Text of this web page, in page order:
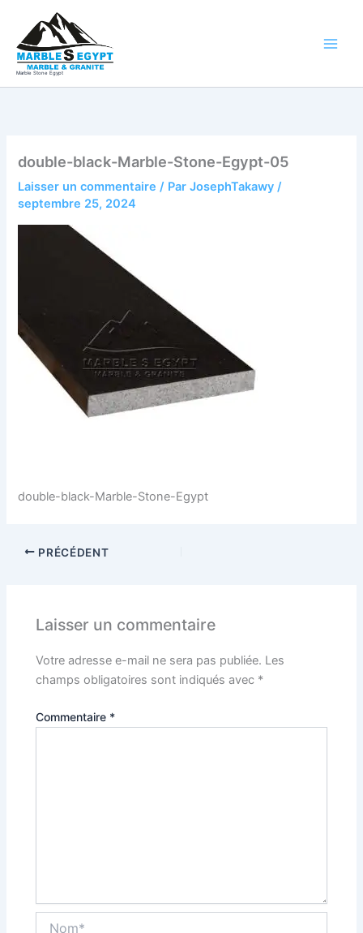
contenu
Marble Stone Egypt
double-black-Marble-Stone-Egypt-05
Laisser un commentaire / ParJosephTakawy/
septembre 25, 2024
double-black-Marble-Stone-Egypt
PRÉCÉDENT
Laisser un commentaire
Votre adresse e-mail ne sera pas publiée. Les
champs obligatoires sont indiqués avec *
Commentaire *